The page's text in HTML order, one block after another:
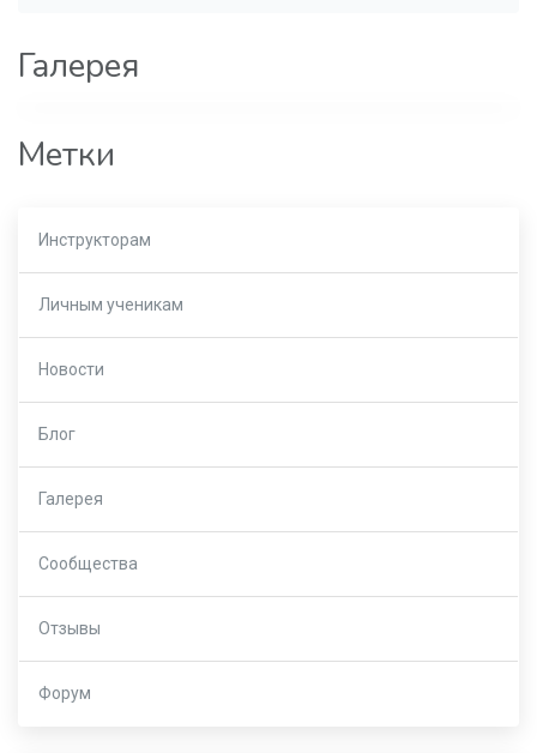
Галерея
Метки
Инструкторам
Личным ученикам
Новости
Блог
Галерея
Сообщества
Отзывы
Форум